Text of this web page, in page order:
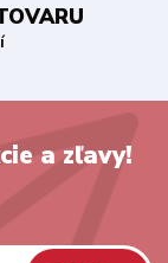
a zľavy!